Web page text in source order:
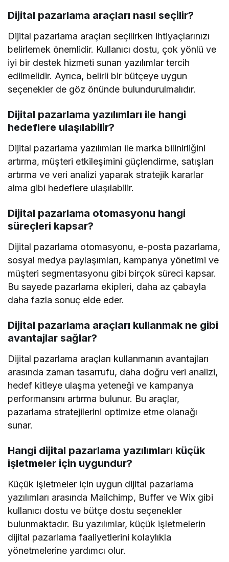
Dijital pazarlama araçları nasıl seçilir?
Dijital pazarlama araçları seçilirken ihtiyaçlarınızı
belirlemek önemlidir. Kullanıcı dostu, çok yönlü ve
iyi bir destek hizmeti sunan yazılımlar tercih
edilmelidir. Ayrıca, belirli bir bütçeye uygun
seçenekler de göz önünde bulundurulmalıdır.
Dijital pazarlama yazılımları ile hangi
hedeflere ulaşılabilir?
Dijital pazarlama yazılımları ile marka bilinirliğini
artırma, müşteri etkileşimini güçlendirme, satışları
artırma ve veri analizi yaparak stratejik kararlar
alma gibi hedeflere ulaşılabilir.
Dijital pazarlama otomasyonu hangi
süreçleri kapsar?
Dijital pazarlama otomasyonu, e-posta pazarlama,
sosyal medya paylaşımları, kampanya yönetimi ve
müşteri segmentasyonu gibi birçok süreci kapsar.
Bu sayede pazarlama ekipleri, daha az çabayla
daha fazla sonuç elde eder.
Dijital pazarlama araçları kullanmak ne gibi
avantajlar sağlar?
Dijital pazarlama araçları kullanmanın avantajları
arasında zaman tasarrufu, daha doğru veri analizi,
hedef kitleye ulaşma yeteneği ve kampanya
performansını artırma bulunur. Bu araçlar,
pazarlama stratejilerini optimize etme olanağı
sunar.
Hangi dijital pazarlama yazılımları küçük
işletmeler için uygundur?
Küçük işletmeler için uygun dijital pazarlama
yazılımları arasında Mailchimp, Buffer ve Wix gibi
kullanıcı dostu ve bütçe dostu seçenekler
bulunmaktadır. Bu yazılımlar, küçük işletmelerin
dijital pazarlama faaliyetlerini kolaylıkla
yönetmelerine yardımcı olur.